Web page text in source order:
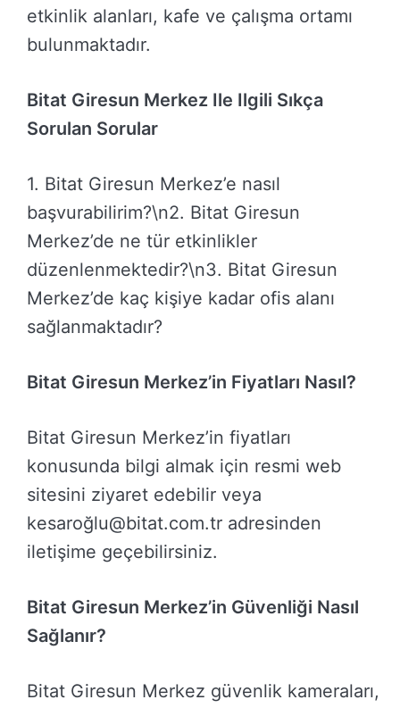
etkinlik alanları, kafe ve çalışma ortamı
bulunmaktadır.
Bitat Giresun Merkez Ile Ilgili Sıkça
Sorulan Sorular
1. Bitat Giresun Merkez’e nasıl
başvurabilirim?\n2. Bitat Giresun
Merkez’de ne tür etkinlikler
düzenlenmektedir?\n3. Bitat Giresun
Merkez’de kaç kişiye kadar ofis alanı
sağlanmaktadır?
Bitat Giresun Merkez’in Fiyatları Nasıl?
Bitat Giresun Merkez’in fiyatları
konusunda bilgi almak için resmi web
sitesini ziyaret edebilir veya
kesaroğlu@bitat.com.tr adresinden
iletişime geçebilirsiniz.
Bitat Giresun Merkez’in Güvenliği Nasıl
Sağlanır?
Bitat Giresun Merkez güvenlik kameraları,